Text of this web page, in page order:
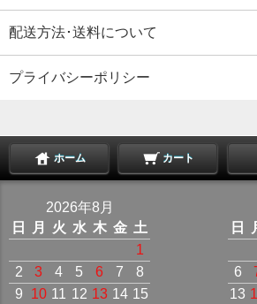
配送方法･送料について
プライバシーポリシー
ホーム カート
2026年8月
日
月 火 水 木 金 土
1
2
3 4 5 6 7
8
9
10 11 12 13 14 15
日
6
13